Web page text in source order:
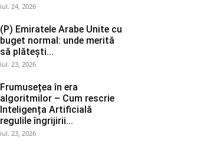
iul. 24, 2026
(P) Emiratele Arabe Unite cu
buget normal: unde merită
să plătești...
iul. 23, 2026
Frumusețea în era
algoritmilor – Cum rescrie
Inteligența Artificială
regulile îngrijirii...
iul. 23, 2026